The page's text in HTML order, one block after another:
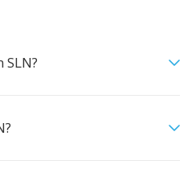
SLN?